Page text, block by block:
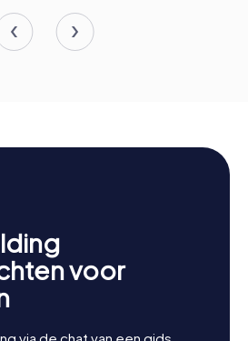
voor